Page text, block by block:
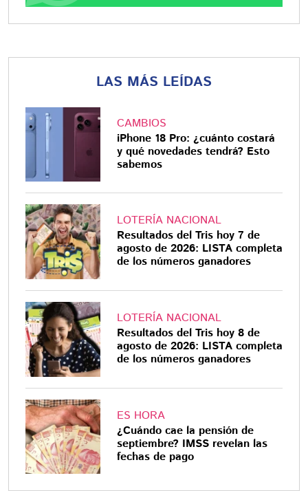
LAS MÁS LEÍDAS
CAMBIOS
iPhone 18 Pro: ¿cuánto costará
y qué novedades tendrá? Esto
sabemos
LOTERÍA NACIONAL
Resultados del Tris hoy 7 de
agosto de 2026: LISTA completa
de los números ganadores
LOTERÍA NACIONAL
Resultados del Tris hoy 8 de
agosto de 2026: LISTA completa
de los números ganadores
ES HORA
¿Cuándo cae la pensión de
septiembre? IMSS revelan las
fechas de pago